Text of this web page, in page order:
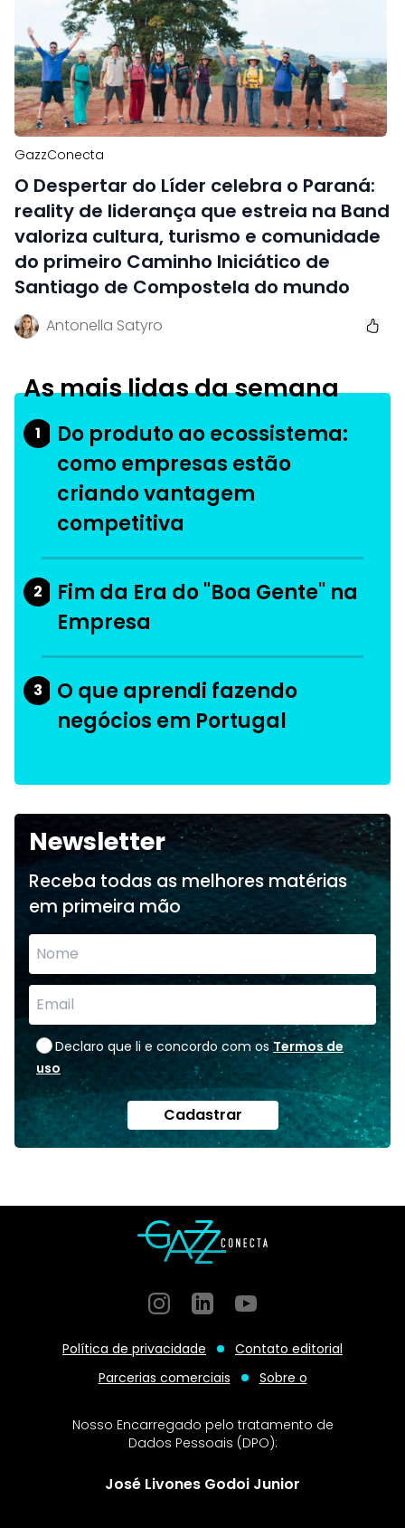
GazzConecta
O Despertar do Líder celebra o Paraná:
reality de liderança que estreia na Band
valoriza cultura, turismo e comunidade
do primeiro Caminho Iniciático de
Santiago de Compostela do mundo
Antonella Satyro
As mais lidas da semana
1
Do produto ao ecossistema:
como empresas estão
criando vantagem
competitiva
2
Fim da Era do "Boa Gente" na
Empresa
3
O que aprendi fazendo
negócios em Portugal
Newsletter
Receba todas as melhores matérias
em primeira mão
Declaro que li e concordo com os Termos de
uso
Cadastrar
InstagramGitHubGitHub
Política de privacidade
Contato editorial
Parcerias comerciais
Sobre o
Nosso Encarregado pelo tratamento de
Dados Pessoais (DPO):
José Livones Godoi Junior